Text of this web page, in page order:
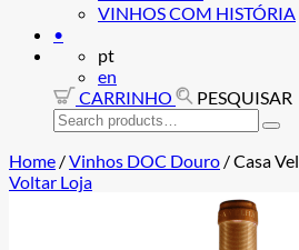
VINHOS COM HISTÓRIA
•
pt
en
CARRINHO
PESQUISAR
Search
for:
Home /Vinhos DOC Douro /Casa
Voltar Loja